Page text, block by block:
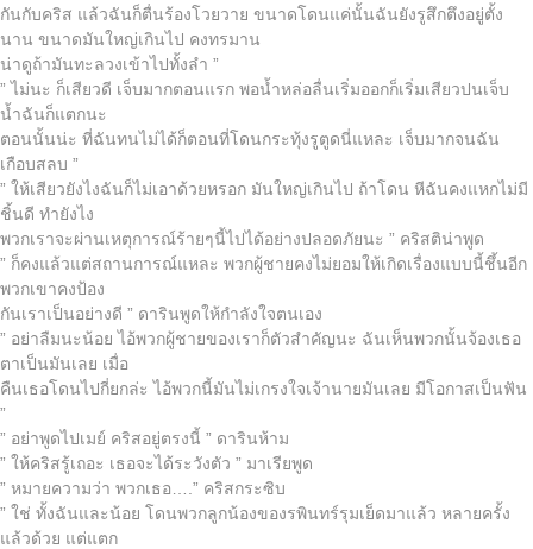
กันกับคริส แล้วฉันก็ตื่นร้องโวยวาย ขนาดโดนแค่นั้นฉันยังรูสึกตึงอยู่ตั้ง
นาน ขนาดมันใหญ่เกินไป คงทรมาน
น่าดูถ้ามันทะลวงเข้าไปทั้งลำ ”
” ไม่นะ ก็เสียวดี เจ็บมากตอนแรก พอน้ำหล่อลื่นเริ่มออกก็เริ่มเสียวปนเจ็บ
น้ำฉันก็แตกนะ
ตอนนั้นน่ะ ที่ฉันทนไม่ได้ก็ตอนที่โดนกระทุ้งรูตูดนี่แหละ เจ็บมากจนฉัน
เกือบสลบ ”
” ให้เสียวยังไงฉันก็ไม่เอาด้วยหรอก มันใหญ่เกินไป ถ้าโดน หีฉันคงแหกไม่มี
ชิ้นดี ทำยังไง
พวกเราจะผ่านเหตุการณ์ร้ายๆนี้ไปได้อย่างปลอดภัยนะ ” คริสติน่าพูด
” ก็คงแล้วแต่สถานการณ์แหละ พวกผู้ชายคงไม่ยอมให้เกิดเรื่องแบบนี้ชึ้นอีก
พวกเขาคงป้อง
กันเราเป็นอย่างดี ” ดารินพูดให้กำลังใจตนเอง
” อย่าลืมนะน้อย ไอ้พวกผู้ชายของเราก็ตัวสำคัญนะ ฉันเห็นพวกนั้นจ้องเธอ
ตาเป็นมันเลย เมื่อ
คืนเธอโดนไปกี่ยกล่ะ ไอ้พวกนี้มันไม่เกรงใจเจ้านายมันเลย มีโอกาสเป็นฟัน
”
” อย่าพูดไปเมย์ คริสอยู่ตรงนี้ ” ดารินห้าม
” ให้คริสรู้เถอะ เธอจะได้ระวังตัว ” มาเรียพูด
” หมายความว่า พวกเธอ….” คริสกระซิบ
” ใช่ ทั้งฉันและน้อย โดนพวกลูกน้องของรพินทร์รุมเย็ดมาแล้ว หลายครั้ง
แล้วด้วย แต่แตก